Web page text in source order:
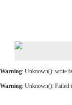
Warning: Unknown(): write
Warning: Unknown(): Failed